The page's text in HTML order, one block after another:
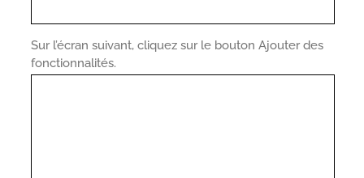
Sur l’écran suivant, cliquez sur le bouton Ajouter des
fonctionnalités.